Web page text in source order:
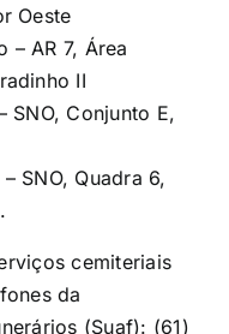
Oeste
– AR 7, Área
II
SNO, Conjunto E,
SNO, Quadra 6,
cemiteriais
da
(Suaf): (61)